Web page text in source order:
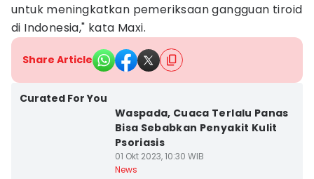
untuk meningkatkan pemeriksaan gangguan tiroid
di Indonesia," kata Maxi.
Share Article
Curated For You
Waspada, Cuaca Terlalu Panas
Bisa Sebabkan Penyakit Kulit
Psoriasis
01 Okt 2023, 10:30 WIB
News